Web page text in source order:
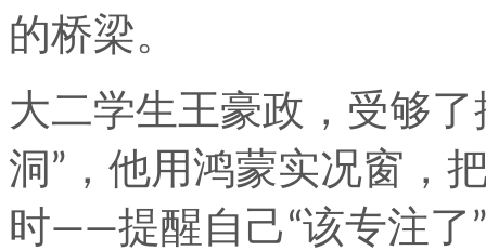
的桥梁。
大二学生王豪政，受够
洞”，他用鸿蒙实况窗，
时——提醒自己“该专注了